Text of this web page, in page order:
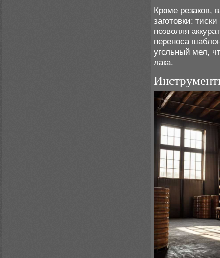
Кроме резаков,
заготовки:
позволяя
переноса
угольный мел,
лака.